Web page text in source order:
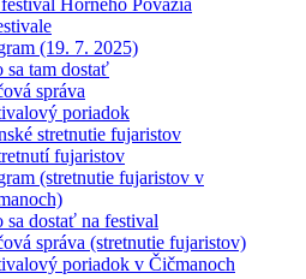
Horného Považia
(19. 7. 2025)
sa tam dostať
správa
poriadok
stretnutie fujaristov
fujaristov
(stretnutie fujaristov v
sa dostať na festival
správa (stretnutie fujaristov)
poriadok v Čičmanoch